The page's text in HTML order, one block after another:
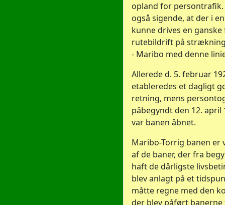
opland for persontrafik.
også sigende, at der i
kunne drives en
rutebildrift på
- Maribo med denne
Allerede d. 5. februar
etableredes et dagligt
retning, mens
påbegyndt den 12. april
var banen åbnet.
Maribo-Torrig banen er
af de baner, der fra
haft de dårligste
blev anlagt på et
måtte regne med den
der blev påført banerne